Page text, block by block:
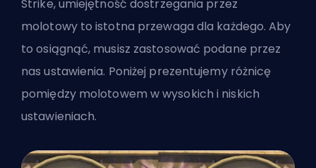
Strike, umiejętność dostrzegania przez
molotowy to istotna przewaga dla każdego. Aby
to osiągnąć, musisz zastosować podane przez
nas ustawienia. Poniżej prezentujemy różnicę
pomiędzy molotowem w wysokich i niskich
ustawieniach.